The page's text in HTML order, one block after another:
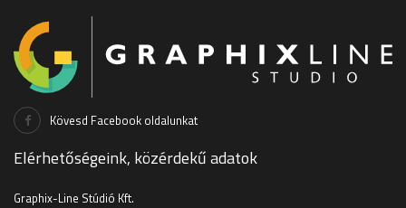
Kövesd Facebook oldalunkat
Elérhetőségeink, közérdekű adatok
Graphix-Line Stúdió Kft.